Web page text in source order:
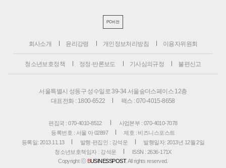
PC버전
회사소개 윤리강령 개인정보처리방침 이용자위원회
청소년보호정책 정정·반론보도 기사심의규정 불편신고
서울특별시 성동구 성수일로 39-34 서울숲더스페이스 12층
대표전화 : 1800-6522
팩스 : 070-4015-8658
편집국 : 070-4010-8512
사업본부 : 070-4010-7078
등록번호 : 서울 아 02897
제호 : 비즈니스포스트
등록일: 2013.11.13
발행·편집인 : 강석운
발행일자: 2013년 12월 2일
청소년보호책임자 : 강석운
ISSN : 2636-171X
Copyright ⓒ BUSINESSPOST. All rights reserved.